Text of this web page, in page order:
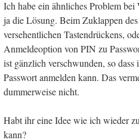
Ich habe ein ähnliches Problem
ja die Lösung. Beim Zuklappen
versehentlichen Tastendrückens,
Anmeldeoption von PIN zu
ist gänzlich verschwunden, so
Passwort anmelden kann. Das
dummerweise nicht.
Habt ihr eine Idee wie ich wieder
kann?